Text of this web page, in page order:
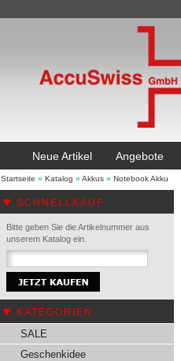
Neue Artikel Angebote
Startseite » Katalog » Akkus » Notebook Akku
SCHNELLKAUF
Bitte geben Sie die Artikelnummer aus
unserem Katalog ein.
KATEGORIEN
SALE
Geschenkidee